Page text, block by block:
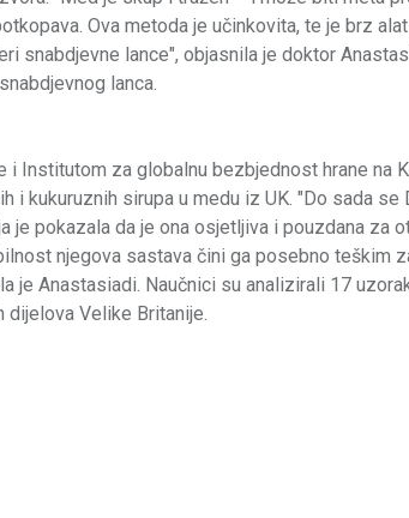
Ova metoda je učinkovita, te je brz
snabdjevne lance", objasnila je doktor
lanca.
i Institutom za globalnu bezbjednost hrane na
i kukuruznih sirupa u medu iz UK. "Do sada
pokazala da je ona osjetljiva i pouzdana za
njegova sastava čini ga posebno teškim
je Anastasiadi. Naučnici su analizirali 17
dijelova Velike Britanije.